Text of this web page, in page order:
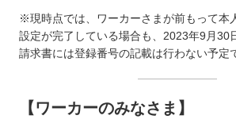
※現時点では、ワーカーさまが前もって本
設定が完了している場合も、2023年9月30
請求書には登録番号の記載は行わない予定
【ワーカーのみなさま】